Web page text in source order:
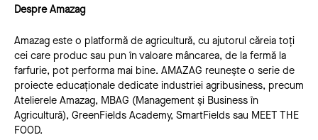
Despre Amazag
Amazag este o platformă de agricultură, cu ajutorul căreia toți
cei care produc sau pun în valoare mâncarea, de la fermă la
farfurie, pot performa mai bine. AMAZAG reunește o serie de
proiecte educaționale dedicate industriei agribusiness, precum
Atelierele Amazag, MBAG (Management și Business în
Agricultură), GreenFields Academy, SmartFields sau MEET THE
FOOD.